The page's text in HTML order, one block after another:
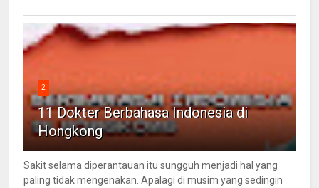
2
11 Dokter Berbahasa Indonesia di
Hongkong
Sakit selama diperantauan itu sungguh menjadi hal yang
paling tidak mengenakan. Apalagi di musim yang sedingin